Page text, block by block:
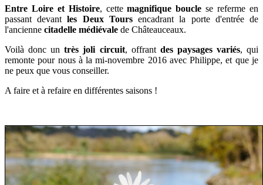
Entre Loire et Histoire, cettemagnifique boucle se referme en
passant devantles Deux Toursencadrant la porte d'entrée de
l'ancienne citadelle médiévale de Châteauceaux.
Voilà donc untrès joli circuit, offrant des paysages variés, qui
remonte pour nous à la mi-novembre 2016 avec Philippe, et que je
ne peux que vous conseiller.
A faire et à refaire en différentes saisons !